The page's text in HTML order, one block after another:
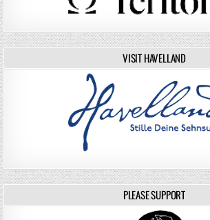
VISIT HAVELLAND
PLEASE SUPPORT